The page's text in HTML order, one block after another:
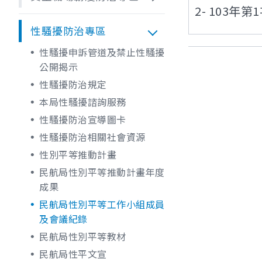
性騷擾防治專區
性騷擾申訴管道及禁止性騷擾
公開揭示
性騷擾防治規定
本局性騷擾諮詢服務
性騷擾防治宣導圖卡
性騷擾防治相關社會資源
性別平等推動計畫
民航局性別平等推動計畫年度
成果
民航局性別平等工作小組成員
及會議紀錄
民航局性別平等教材
民航局性平文宣
2- 103年第